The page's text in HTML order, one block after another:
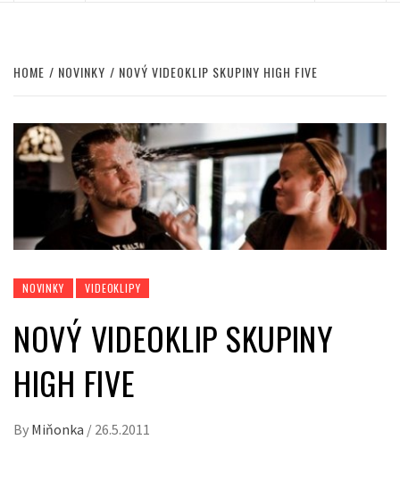
HOME NOVINKY NOVÝ VIDEOKLIP SKUPINY HIGH FIVE
NOVINKY VIDEOKLIPY
NOVÝ VIDEOKLIP SKUPINY
HIGH FIVE
By Miňonka / 26.5.2011